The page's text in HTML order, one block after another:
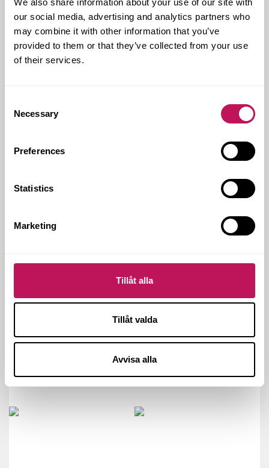
our social media, advertising and analytics partners who
may combine it with other information that you’ve
provided to them or that they’ve collected from your use
of their services.
Selection
Necessary
Preferences
Statistics
Marketing
Tillåt alla
Tillåt valda
Avvisa alla
Management
Genomförandetid: 2017 - pågår
Omfattning: 15 000 kvm
Ort: Malmö
CM - CONSTRUCTION MANAGEMENT
KOMMERSIELLA FASTIGHETER